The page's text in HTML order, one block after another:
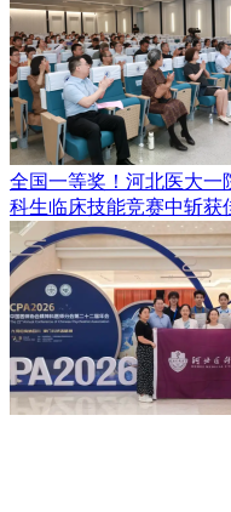
全国一等奖！河北医大一
科生临床技能竞赛中斩获